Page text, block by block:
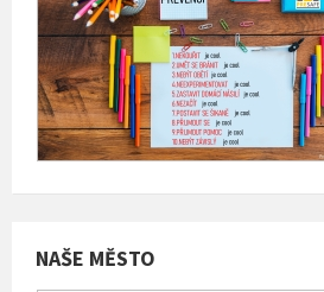
NAŠE MĚSTO